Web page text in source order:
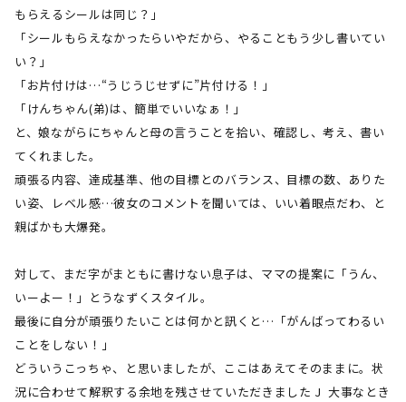
もらえるシールは同じ？」
「シールもらえなかったらいやだから、やることもう少し書いてい
い？」
「お片付けは…“うじうじせずに”片付ける！」
「けんちゃん(弟)は、簡単でいいなぁ！」
と、娘ながらにちゃんと母の言うことを拾い、確認し、考え、書い
てくれました。
頑張る内容、達成基準、他の目標とのバランス、目標の数、ありた
い姿、レベル感…彼女のコメントを聞いては、いい着眼点だわ、と
親ばかも大爆発。
対して、まだ字がまともに書けない息子は、ママの提案に「うん、
いーよー！」とうなずくスタイル。
最後に自分が頑張りたいことは何かと訊くと…「がんばってわるい
ことをしない！」
どういうこっちゃ、と思いましたが、ここはあえてそのままに。状
況に合わせて解釈する余地を残させていただきました J 大事なとき